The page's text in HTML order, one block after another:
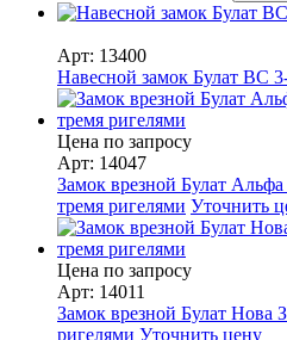
Арт: 13400
Навесной замок Булат ВС
Цена по запросу
Арт: 14047
Замок врезной Булат
тремя ригелями Уточнить
Цена по запросу
Арт: 14011
Замок врезной Булат Нова
ригелями Уточнить цену